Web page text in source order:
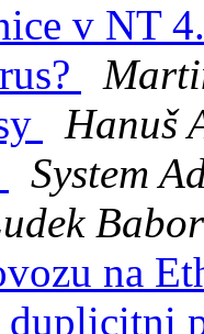
v NT
Hanuš
System
Babor
na
duplicitni